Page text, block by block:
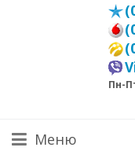
Пн-
Меню